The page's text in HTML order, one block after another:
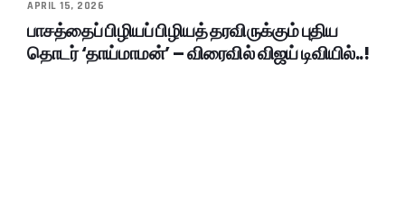
APRIL 15, 2026
பாசத்தைப் பிழியப் பிழியத் தரவிருக்கும் புதிய
தொடர் ‘தாய்மாமன்’ – விரைவில் விஜய் டிவியில்..!